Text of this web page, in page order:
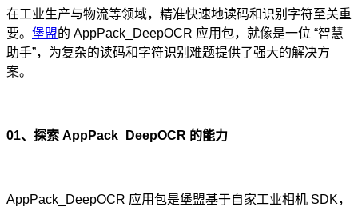
在工业生产与物流等领域，精准快速地读码和识别字符至关重
要。 堡盟的 AppPack_DeepOCR 应用包，就像是一位 “智慧
助手”，为复杂的读码和字符识别难题提供了强大的解决方
案。
01、探索 AppPack_DeepOCR 的能力
AppPack_DeepOCR 应用包是堡盟基于自家工业相机 SDK，